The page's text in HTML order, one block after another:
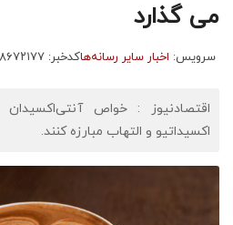
می گذارد
سرویس: اخبار سایر رسانه‌هاکدخبر: ۶۷۲۱۷۷
اقتصادنیوز : خواص
اکسیداتیو و التهاب مبارزه کنند.